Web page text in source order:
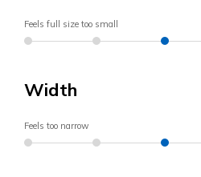
Feels full size too small
Width
Feels too narrow